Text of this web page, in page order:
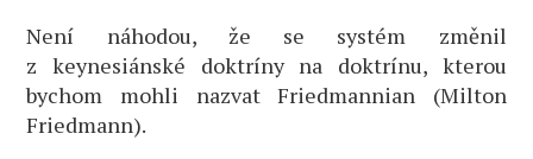
Není náhodou, že se systém změnil
z keynesiánské doktríny na doktrínu, kterou
bychom mohli nazvat Friedmannian (Milton
Friedmann).